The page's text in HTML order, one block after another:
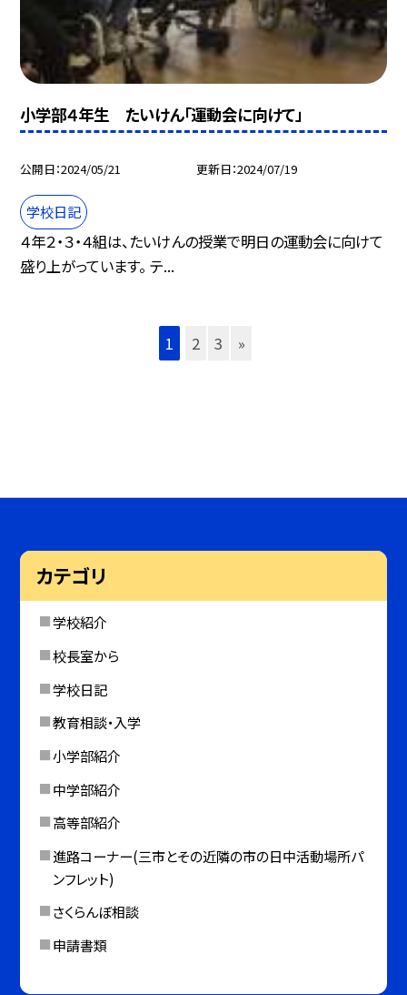
小学部４年生 たいけん「運動会に向けて」
公開日 2024/05/21 更新日 2024/07/19
学校日記
４年２・３・４組は、たいけんの授業で明日の運動会に向けて
盛り上がっています。 テ...
1 2 3 »
カテゴリ
学校紹介
校長室から
学校日記
教育相談・入学
小学部紹介
中学部紹介
高等部紹介
進路コーナー(三市とその近隣の市の日中活動場所パ
ンフレット)
さくらんぼ相談
申請書類